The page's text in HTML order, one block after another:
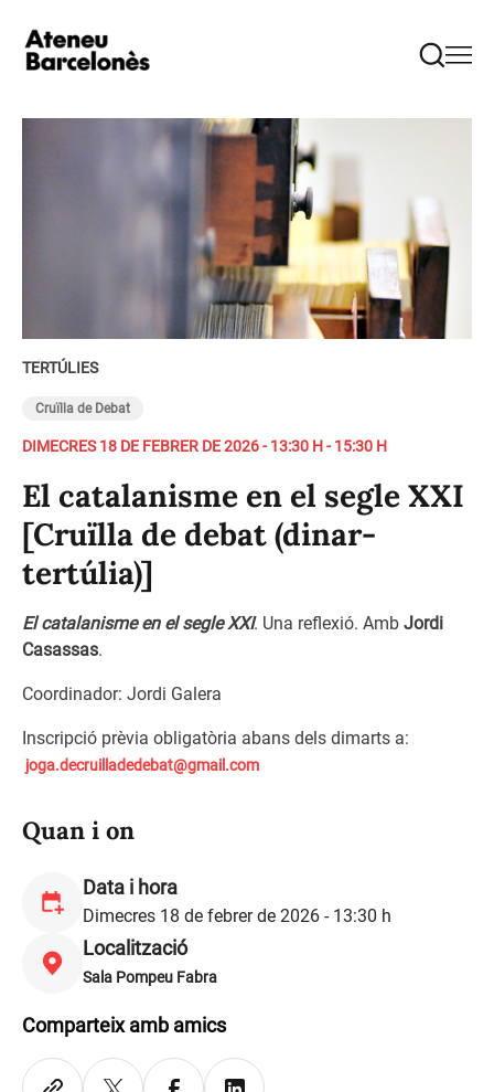
TERTÚLIES
Cruïlla de Debat
DIMECRES 18 DE FEBRER DE 2026 - 13:30 H - 15:30 H
El catalanisme en el segle XXI
[Cruïlla de debat (dinar-
tertúlia)]
El catalanisme en el segle XXI. Una reflexió. Amb Jordi
Casassas.
Coordinador: Jordi Galera
Inscripció prèvia obligatòria abans dels dimarts a:
joga.decruilladedebat@gmail.com
Quan i on
Data i hora
Dimecres 18 de febrer de 2026 - 13:30 h
Localització
Sala Pompeu Fabra
Comparteix amb amics